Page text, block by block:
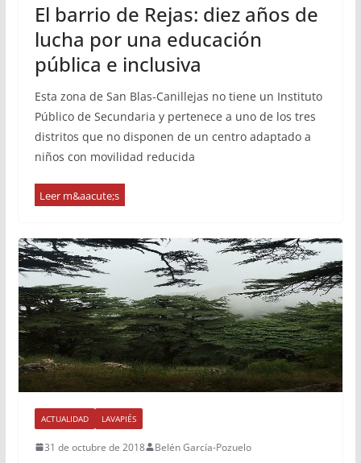
El barrio de Rejas: diez años de
lucha por una educación
pública e inclusiva
Esta zona de San Blas-Canillejas no tiene un Instituto
Público de Secundaria y pertenece a uno de los tres
distritos que no disponen de un centro adaptado a
niños con movilidad reducida
ACTUALIDAD LAVAPIÉS
31 de octubre de 2018 Belén García-Pozuelo